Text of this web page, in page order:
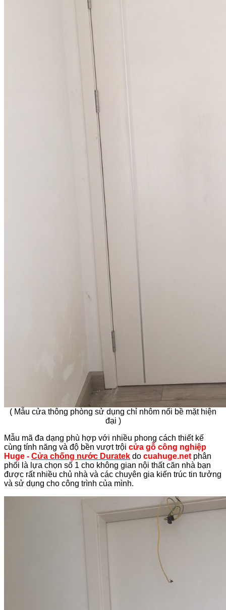
( Mẫu cửa thông phòng sử dụng chỉ nhôm nổi bề mặt hiện
đại )
Mẫu mã đa dạng phù hợp với nhiều phong cách thiết kế
cùng tính năng và độ bền vượt trội cửa gỗ công nghiệp
Huge - Cửa chống nước Duratek do cuahuge.net phân
phối là lựa chọn số 1 cho không gian nội thất căn nhà bạn
được rất nhiều chủ nhà và các chuyên gia kiến trúc tin tưởng
và sử dụng cho công trình của mình.